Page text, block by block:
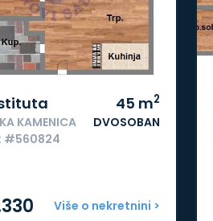
KAMENICA
#560824
45 m2
DVOSOBAN
Više o nekretnini >